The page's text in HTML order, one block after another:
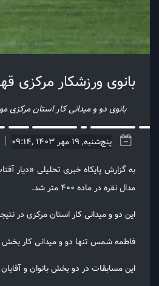
بانوی ورزشکار مرکزی
بانوی دو و میدانی کار استان
پنج‌شنبه, 19 مهر 1403 ,09:14
به گزارش پایکاه خبری تحلیلی «دیار
مدال نقره در ماده ۴۰۰ متر شد.
این دو و میدانی کار استان مرکزی در نتیجه نهایی ۴۰۰ متر با رکورد ۱:۰۸: ۳۸ متر
فاطمه شمس تنها دو و میدانی کار بخش
این مسابقات در دو بخش بانوان و آقایان با حضور ۲۰۰ نفر از کارگران کارخانجات سراسر